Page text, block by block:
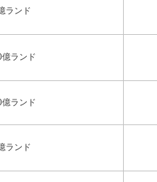
ランド
ランド
ランド
ランド